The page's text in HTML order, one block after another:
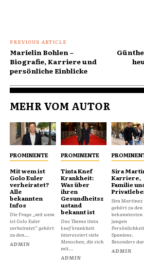
PREVIOUS ARTICLE
Marielin Bohlen –
Biografie, Karriere und
persönliche Einblicke
MEHR VOM AUTOR
PROMINENTE
Mit wem ist
Golo Euler
verheiratet?
Alle
bekannten
Infos
Die Frage „mit wem
ist Golo Euler
verheiratet“ gehört
zu den...
ADMIN
PROMINENTE
Tinta Knef
Krankheit:
Was über
ihren
Gesundheitsz
ustand
bekannt ist
Das Thema tinta
knef krankheit
interessiert viele
Menschen, die sich
mit...
ADMIN
Sira
Karriere,
Familie
Sira Martínez
gehört zu den
bekanntesten
jungen
Spaniens.
Besonders
ADMIN